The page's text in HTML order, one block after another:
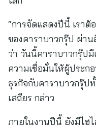
“การจัดแสดงปีนี้ เราต้
ของคาราบาวกรุ๊ป ผ่า
ว่า วันนี้คาราบาวกรุ๊ปมี
ความเชื่อมั่นให้ผู้ประก
ธุรกิจกับคาราบาวกรุ๊ป
เสถียร กล่าว
ภายในงานปีนี้ ยังมีไฮ